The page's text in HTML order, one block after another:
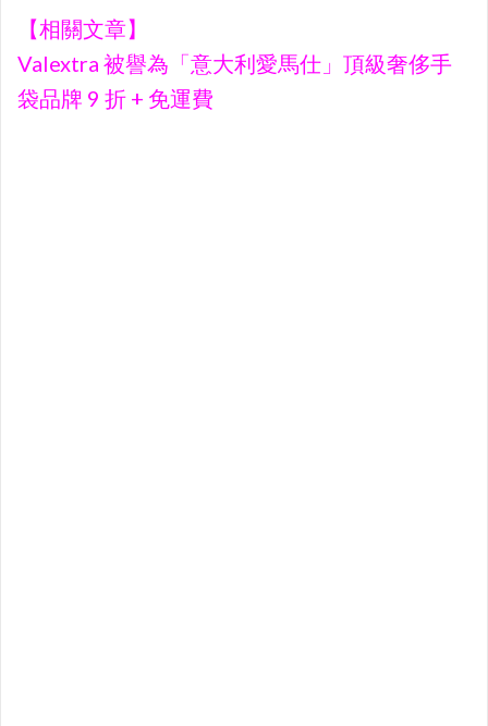
【相關文章】
Valextra 被譽為「意大利愛馬仕」頂級奢侈手
袋品牌 9 折 + 免運費